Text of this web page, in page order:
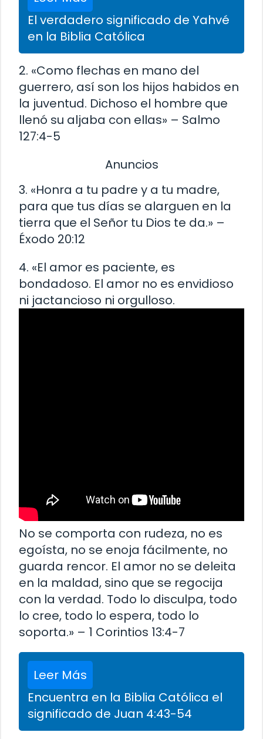
El verdadero significado de Yahvé
en la Biblia Católica
2. «Como flechas en mano del
guerrero, así son los hijos habidos en
la juventud. Dichoso el hombre que
llenó su aljaba con ellas» – Salmo
127:4-5
Anuncios
3. «Honra a tu padre y a tu madre,
para que tus días se alarguen en la
tierra que el Señor tu Dios te da.» –
Éxodo 20:12
4. «El amor es paciente, es
bondadoso. El amor no es envidioso
ni jactancioso ni orgulloso.
No se comporta con rudeza, no es
egoísta, no se enoja fácilmente, no
guarda rencor. El amor no se deleita
en la maldad, sino que se regocija
con la verdad. Todo lo disculpa, todo
lo cree, todo lo espera, todo lo
soporta.» – 1 Corintios 13:4-7
Leer Más
Encuentra en la Biblia Católica el
significado de Juan 4:43-54